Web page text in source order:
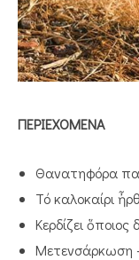
ΠΕΡΙΕΧΟΜΕΝΑ
Θανατηφόρα
Τό καλοκαίρι
Κερδίζει ὅποιος
Μετενσάρκωση